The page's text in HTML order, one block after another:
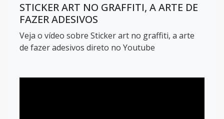
STICKER ART NO GRAFFITI, A ARTE DE
FAZER ADESIVOS
Veja o vídeo sobre Sticker art no graffiti, a arte
de fazer adesivos direto no Youtube